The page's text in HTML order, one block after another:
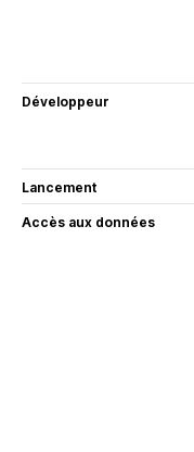
Développeur
Lancement
Accès aux données